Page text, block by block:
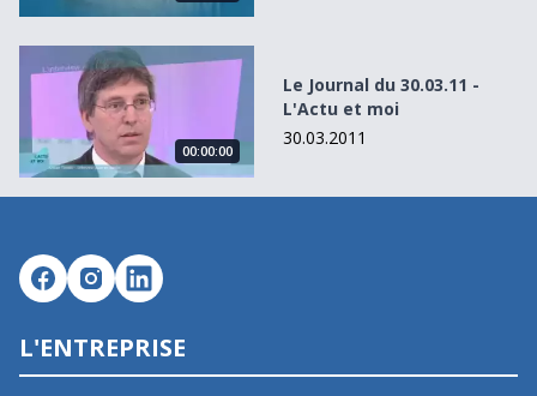
Le Journal du 30.03.11 - L&#039;Actu et moi
00:00:00
Le Journal du 30.03.11 -
L'Actu et moi
30.03.2011
L'ENTREPRISE